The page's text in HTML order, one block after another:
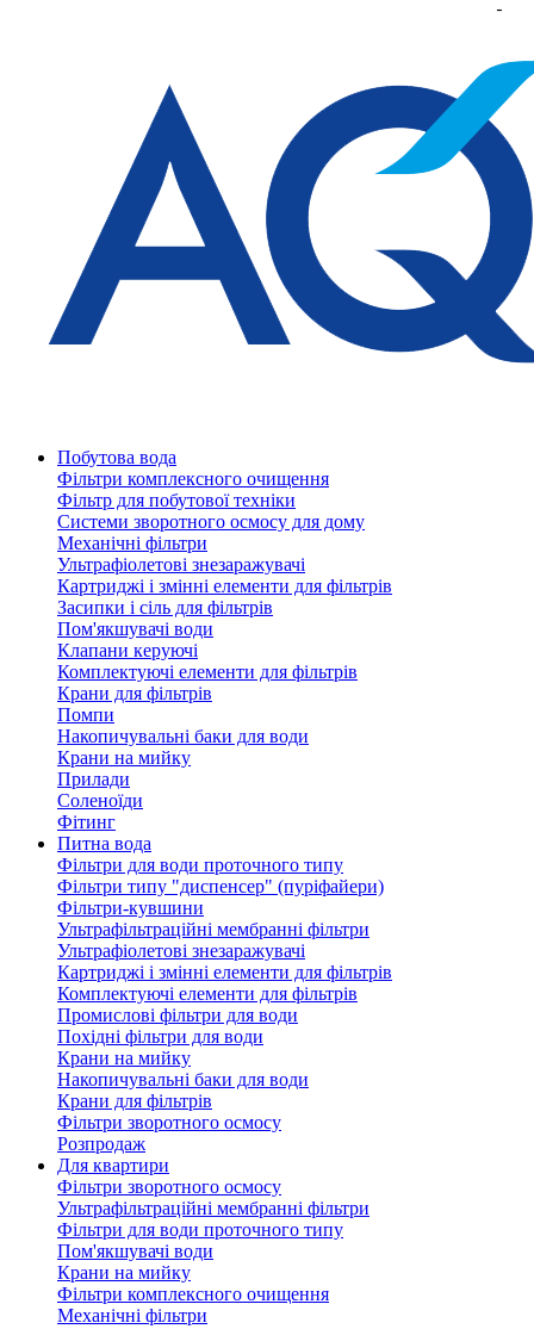
Побутова вода
Фільтри комплексного очищення
Фільтр для побутової техніки
Системи зворотного осмосу для дому
Механічні фільтри
Ультрафіолетові знезаражувачі
Картриджі і змінні елементи для фільтрів
Засипки і сіль для фільтрів
Пом'якшувачі води
Клапани керуючі
Комплектуючі елементи для фільтрів
Крани для фільтрів
Помпи
Накопичувальні баки для води
Крани на мийку
Прилади
Соленоїди
Фітинг
Питна вода
Фільтри для води проточного типу
Фільтри типу "диспенсер" (пуріфайери)
Фільтри-кувшини
Ультрафільтраційні мембранні фільтри
Ультрафіолетові знезаражувачі
Картриджі і змінні елементи для фільтрів
Комплектуючі елементи для фільтрів
Промислові фільтри для води
Похідні фільтри для води
Крани на мийку
Накопичувальні баки для води
Крани для фільтрів
Фільтри зворотного осмосу
Розпродаж
Для квартири
Фільтри зворотного осмосу
Ультрафільтраційні мембранні фільтри
Фільтри для води проточного типу
Пом'якшувачі води
Крани на мийку
Фільтри комплексного очищення
Механічні фільтри